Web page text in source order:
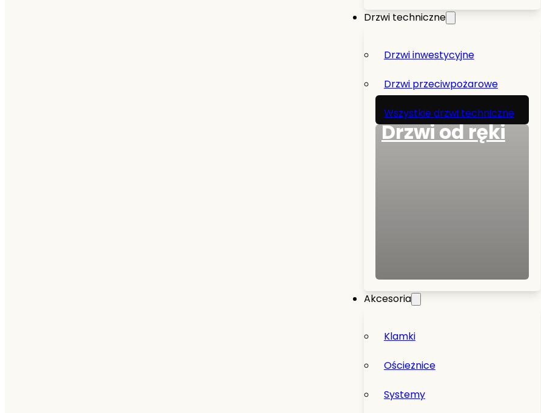
Drzwi techniczne
Drzwi inwestycyjne
Drzwi przeciwpożarowe
Wszystkie drzwi techniczne
Drzwi od ręki
Akcesoria
Klamki
Ościeżnice
Systemy